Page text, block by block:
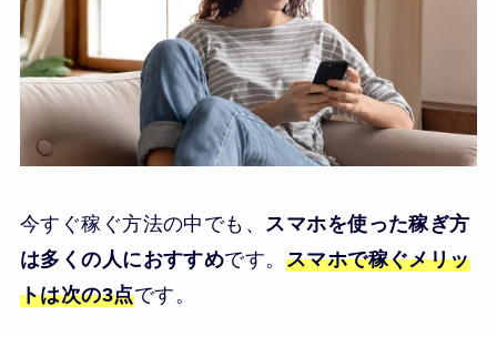
今すぐ稼ぐ方法の中でも、 スマホを使った稼ぎ方
は多くの人におすすめです。 スマホで稼ぐメリッ
トは次の3点です。